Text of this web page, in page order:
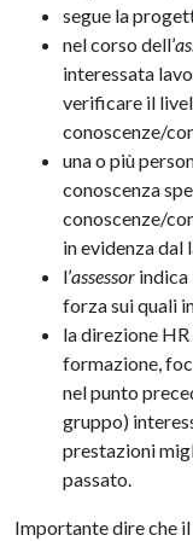
segue la
nel corso dell’
interessata
verificare il
conoscenze/
una o più
conoscenza
conoscenze/
in evidenza dal
l’assessor indica
forza sui quali
la direzione
formazione,
nel punto
gruppo)
prestazioni
passato.
Importante dire che